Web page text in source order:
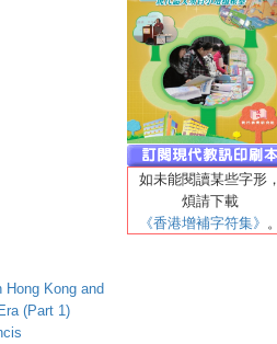
如未能閱讀某些字形，
煩請下載
《香港增補字符集》 。
Kong and
(Part 1)